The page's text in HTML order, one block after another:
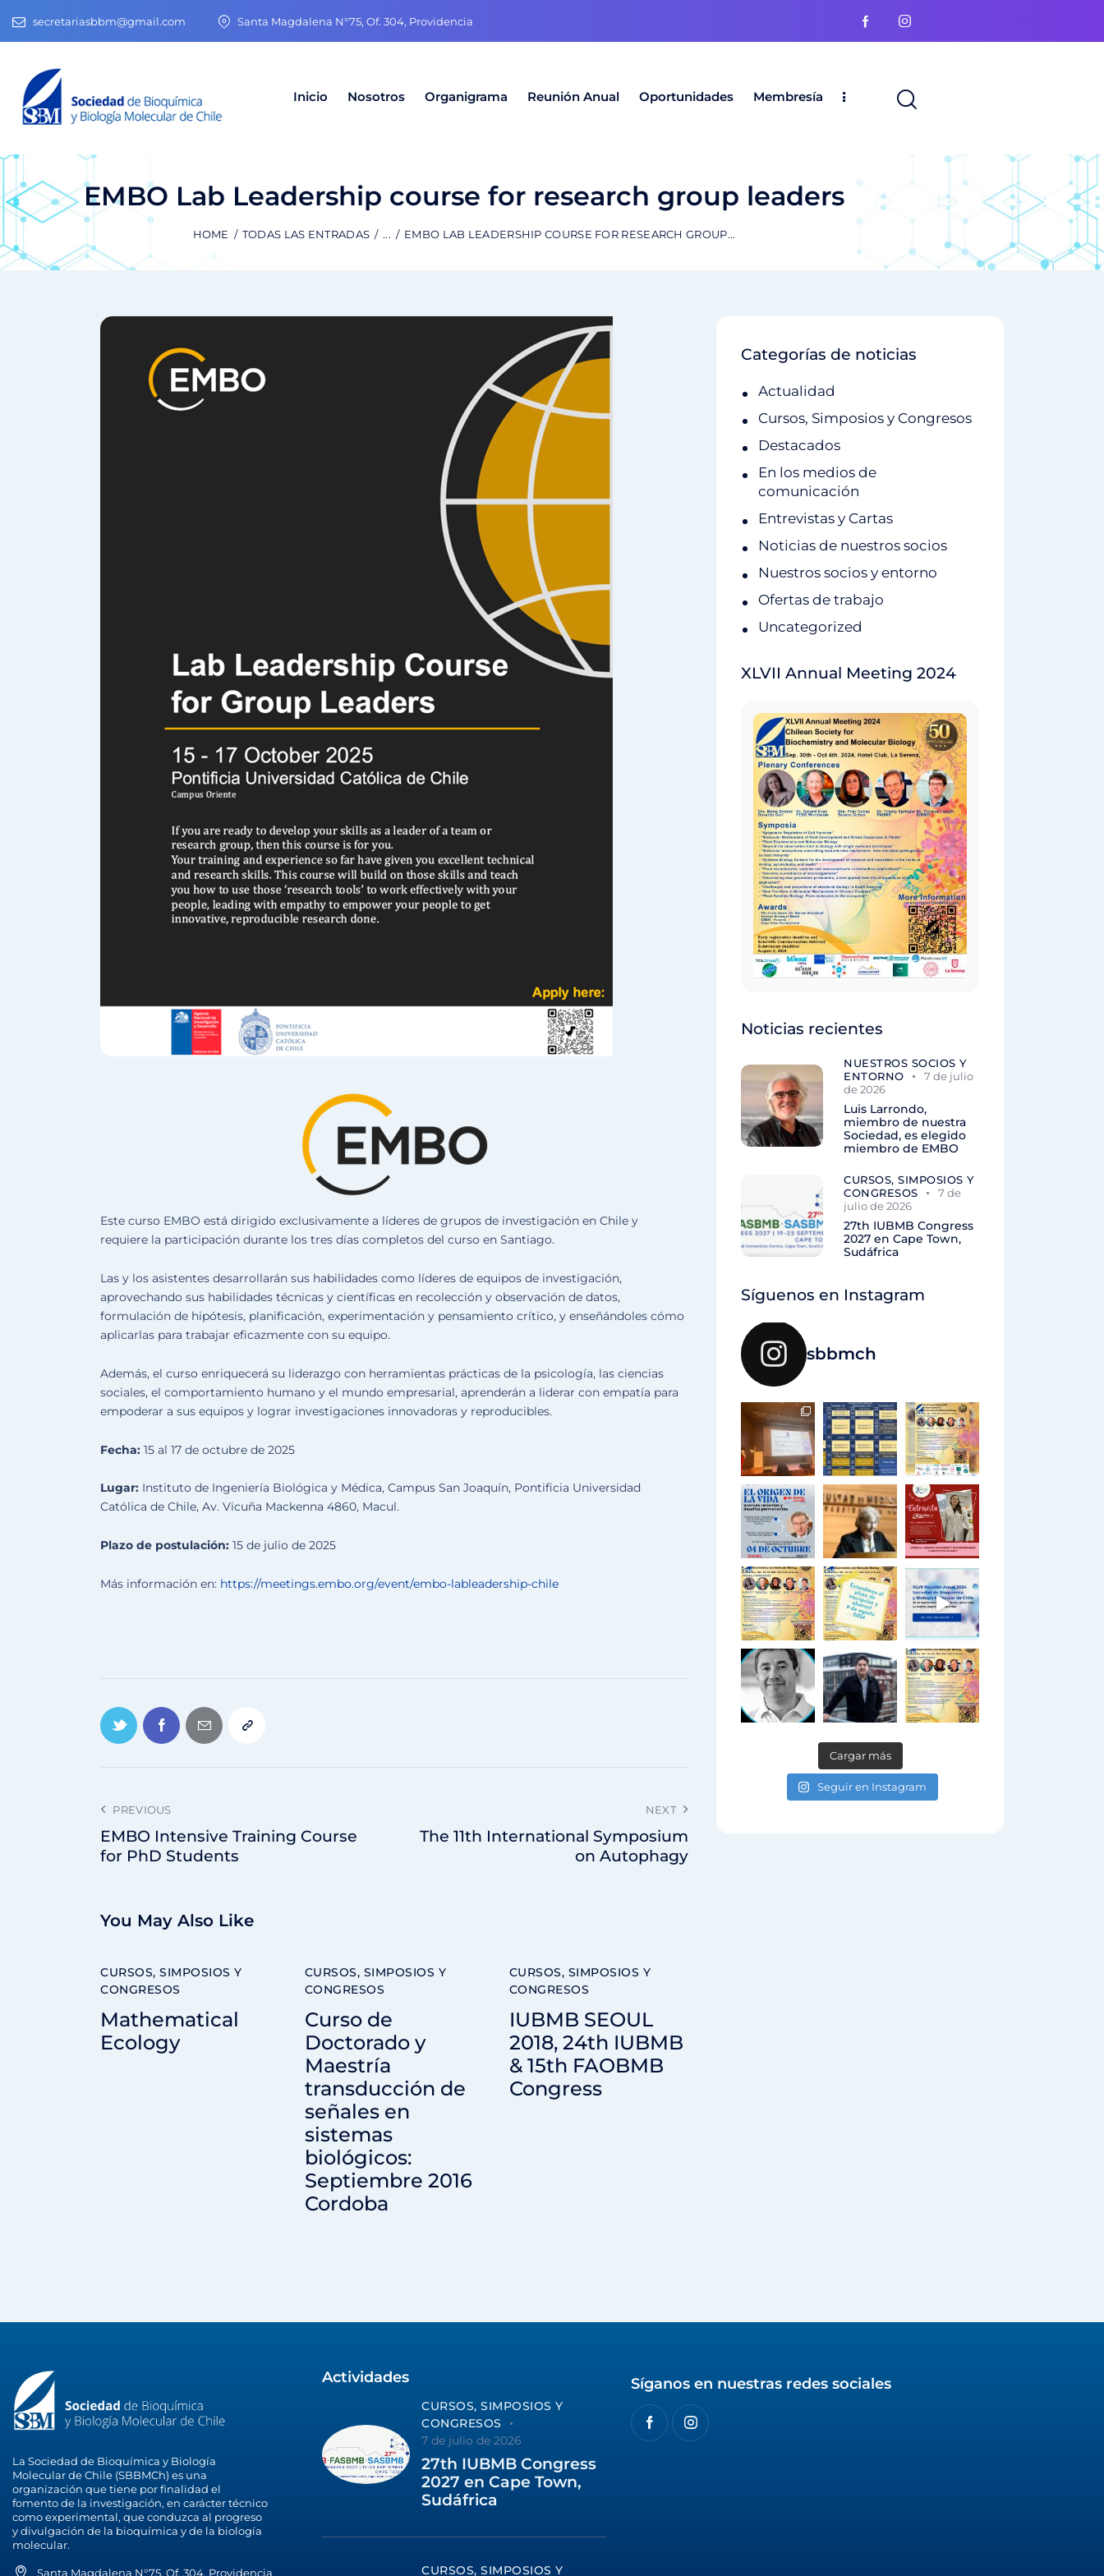
secretariasbbm@gmail.com Santa Magdalena N°75, Of. 304, Providencia
Inicio Nosotros Organigrama Reunión Anual Oportunidades Membresía
EMBO Lab Leadership course for research group leaders
HOME TODAS LAS ENTRADAS ... EMBO LAB LEADERSHIP COURSE FOR RESEARCH GROUP...
Este curso EMBO está dirigido exclusivamente a líderes de grupos de investigación en Chile y
requiere la participación durante los tres días completos del curso en Santiago.
Las y los asistentes desarrollarán sus habilidades como líderes de equipos de investigación,
aprovechando sus habilidades técnicas y científicas en recolección y observación de datos,
formulación de hipótesis, planificación, experimentación y pensamiento crítico, y enseñándoles cómo
aplicarlas para trabajar eficazmente con su equipo.
Además, el curso enriquecerá su liderazgo con herramientas prácticas de la psicología, las ciencias
sociales, el comportamiento humano y el mundo empresarial, aprenderán a liderar con empatía para
empoderar a sus equipos y lograr investigaciones innovadoras y reproducibles.
Fecha: 15 al 17 de octubre de 2025
Lugar: Instituto de Ingeniería Biológica y Médica, Campus San Joaquín, Pontificia Universidad
Católica de Chile, Av. Vicuña Mackenna 4860, Macul.
Plazo de postulación: 15 de julio de 2025
Más información en: https://meetings.embo.org/event/embo-lableadership-chile
PREVIOUS
EMBO Intensive Training Course
for PhD Students
NEXT
The 11th International Symposium
on Autophagy
You May Also Like
CURSOS, SIMPOSIOS Y
CONGRESOS
Mathematical
Ecology
CURSOS, SIMPOSIOS Y
CONGRESOS
Curso de
Doctorado y
Maestría
transducción de
señales en
sistemas
biológicos:
Septiembre 2016
Cordoba
CURSOS, SIMPOSIOS Y
CONGRESOS
IUBMB SEOUL
2018, 24th IUBMB
& 15th FAOBMB
Congress
Categorías de noticias
Actualidad
Cursos, Simposios y Congresos
Destacados
En los medios de
comunicación
Entrevistas y Cartas
Noticias de nuestros socios
Nuestros socios y entorno
Ofertas de trabajo
Uncategorized
XLVII Annual Meeting 2024
Noticias recientes
NUESTROS SOCIOS Y
ENTORNO
7 de julio
de 2026
Luis Larrondo,
miembro de nuestra
Sociedad, es elegido
miembro de EMBO
CURSOS, SIMPOSIOS Y
CONGRESOS
7 de
julio de 2026
27th IUBMB Congress
2027 en Cape Town,
Sudáfrica
Síguenos en Instagram
sbbmch
Cargar más
Seguir en Instagram
La Sociedad de Bioquímica y Biología
Molecular de Chile (SBBMCh) es una
organización que tiene por finalidad el
fomento de la investigación, en carácter técnico
como experimental, que conduzca al progreso
y divulgación de la bioquímica y de la biología
molecular.
Santa Magdalena N°75, Of. 304, Providencia
Actividades
CURSOS, SIMPOSIOS Y
CONGRESOS
7 de julio de 2026
27th IUBMB Congress
2027 en Cape Town,
Sudáfrica
CURSOS, SIMPOSIOS Y
Síganos en nuestras redes sociales